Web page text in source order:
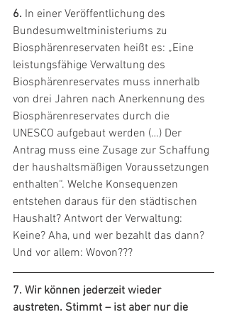
6. In einer Veröffentlichung des
Bundesumweltministeriums zu
Biosphärenreservaten heißt es: „Eine
leistungsfähige Verwaltung des
Biosphärenreservates muss innerhalb
von drei Jahren nach Anerkennung des
Biosphärenreservates durch die
UNESCO aufgebaut werden (…) Der
Antrag muss eine Zusage zur Schaffung
der haushaltsmäßigen Voraussetzungen
enthalten“. Welche Konsequenzen
entstehen daraus für den städtischen
Haushalt? Antwort der Verwaltung:
Keine? Aha, und wer bezahlt das dann?
Und vor allem: Wovon???
7. Wir können jederzeit wieder
austreten. Stimmt – ist aber nur die